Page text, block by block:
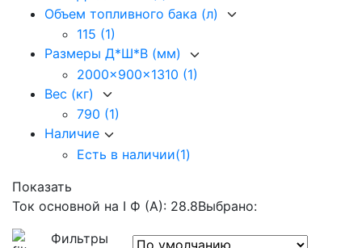
Объем топливного бака (л)
115 (1)
Размеры Д*Ш*В (мм)
2000x900x1310 (1)
Вес (кг)
790 (1)
Наличие
Есть в наличии(1)
Показать
Ток основной на I Ф (А): 28.8Выбрано:
Фильтры